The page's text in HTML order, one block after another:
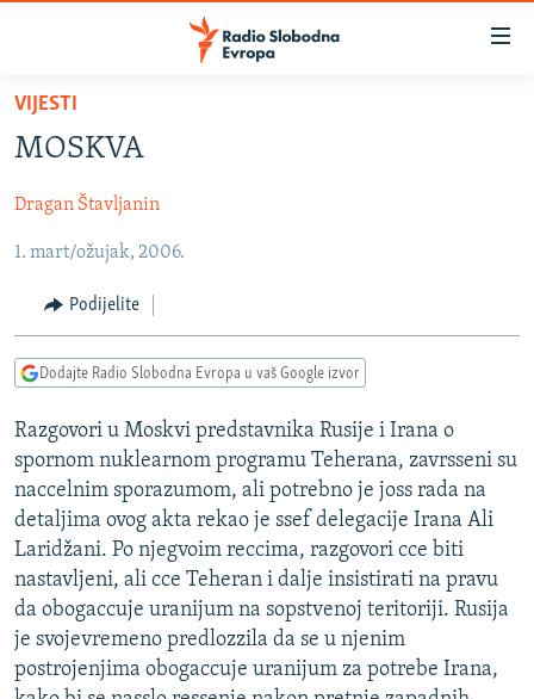
Pređite
glavni
Pređite
na
navigaciju
Pređite
na
pretragu
SRBIJA
KOSOVO
CRNA GORA
VIZUELNO
VIDEO
FOTOGALERIJE
INFOGRAFIKE
PODCASTI
RAT U UKRAJINI
KINA NA BALKANU
RSE PRIČE IZ SVIJETA
ISPRIČAJ MI
DNEVNO@RSE
SPECIJALI RSE
VIŠE OD NASLOVA
VIJESTI
MOSKVA
Dragan Štavljanin
1. mart/ožujak, 2006.
Podijelite
Dodajte Radio Slobodna Evropa u vaš Google izvor
Razgovori u Moskvi predstavnika Rusije i Irana o
spornom nuklearnom programu Teherana, zavrsseni su
naccelnim sporazumom, ali potrebno je joss rada na
detaljima ovog akta rekao je ssef delegacije Irana Ali
Laridžani. Po njegvoim reccima, razgovori cce biti
nastavljeni, ali cce Teheran i dalje insistirati na pravu
da obogaccuje uranijum na sopstvenoj teritoriji. Rusija
je svojevremeno predlozzila da se u njenim
postrojenjima obogaccuje uranijum za potrebe Irana,